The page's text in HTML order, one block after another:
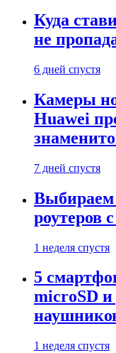
Куда
не
6 дней спустя
Камеры
Huawei
7 дней спустя
Выбираем
роутеров
1 неделя спустя
5
microSD и
1 неделя спустя